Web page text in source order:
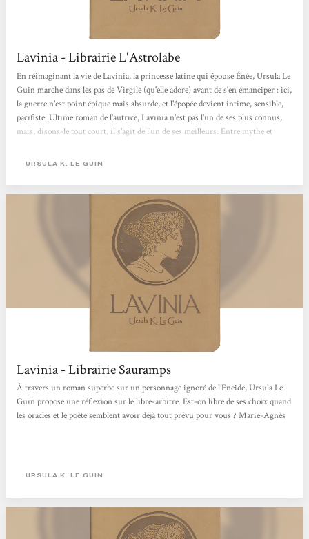
Lavinia - Librairie L'Astrolabe
En réimaginant la vie de Lavinia, la princesse latine qui épouse Énée, Ursula Le
Guin marche dans les pas de Virgile (qu'elle adore) avant de s'en émanciper : ici,
la guerre n'est point épique mais absurde, et l'épopée devient intime, sensible,
pacifiste. Ultime roman de l'autrice, Lavinia n'est pas l'un de ses plus connus,
mais, disons-le tout court, il s'agit de l'un de ses meilleurs. Entre mythe et
superbe, très bien traduite en français. A mettre dans toutes les bibliothèques,
URSULA K. LE GUIN
Lavinia - Librairie Sauramps
À travers un roman superbe sur un personnage ignoré de l’Eneide, Ursula Le
Guin propose une réflexion sur le libre-arbitre. Est-on libre de ses choix quand
les oracles et le poète semblent avoir déjà tout prévu pour vous ? Marie-Agnès
URSULA K. LE GUIN